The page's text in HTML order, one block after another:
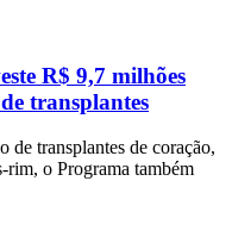
R$ 9,7 milhões
transplantes
de transplantes de coração,
rim, o Programa também